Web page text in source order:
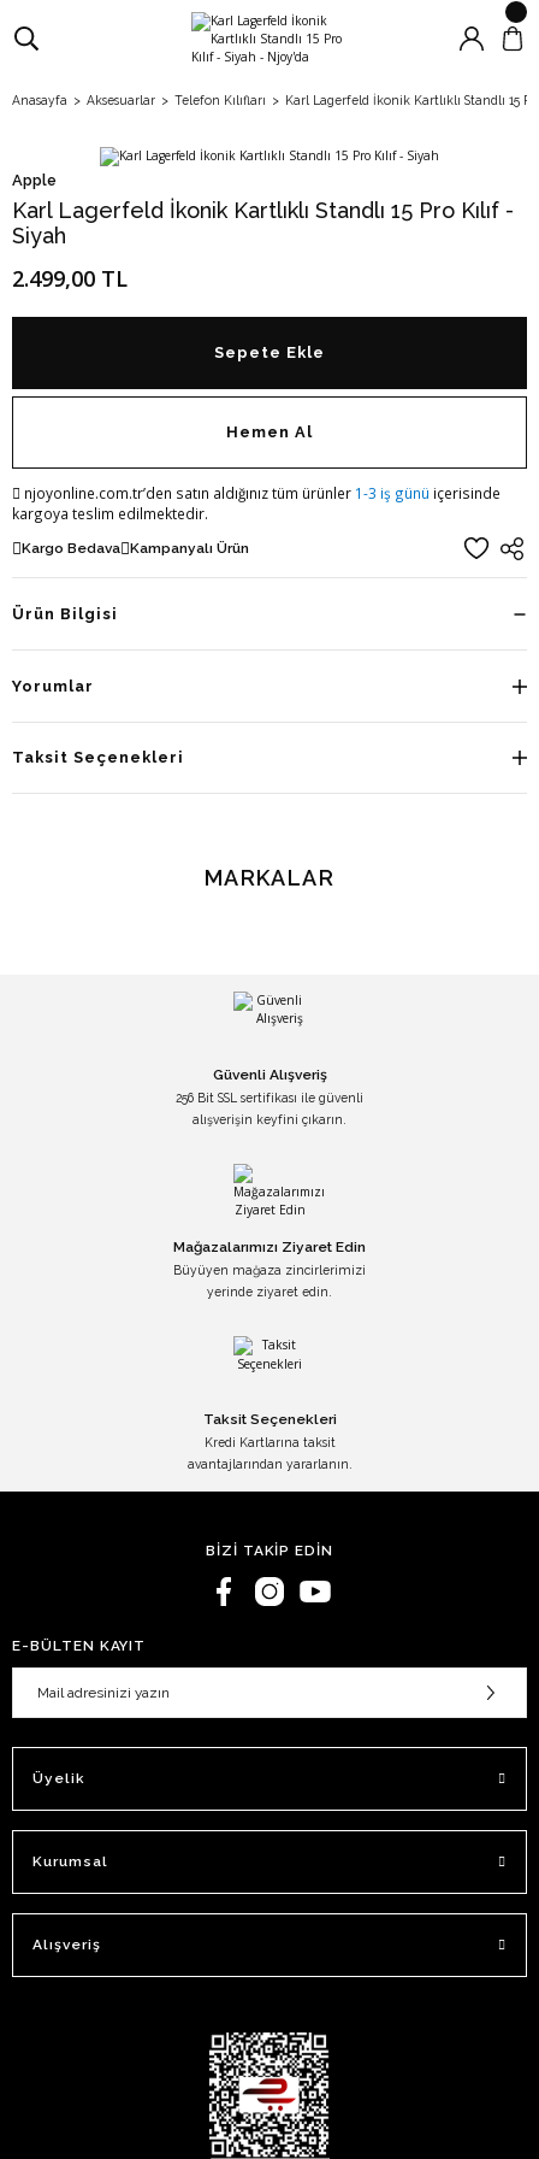
Anasayfa Aksesuarlar Telefon Kılıfları Karl Lagerfeld İkonik Kartlıklı Standlı 15
Apple
Karl Lagerfeld İkonik Kartlıklı Standlı 15 Pro Kılıf -
Siyah
2.499,00 TL
Sepete Ekle
Hemen Al
njoyonline.com.tr’den satın aldığınız tüm ürünler 1-3 iş günü içerisinde
kargoya teslim edilmektedir.
Kargo Bedava Kampanyalı Ürün
Ürün Bilgisi
Yorumlar
Taksit Seçenekleri
MARKALAR
Güvenli Alışveriş
256 Bit SSL sertifikası ile güvenli
alışverişin keyfini çıkarın.
Mağazalarımızı Ziyaret Edin
Büyüyen mağaza zincirlerimizi
yerinde ziyaret edin.
Taksit Seçenekleri
Kredi Kartlarına taksit
avantajlarından yararlanın.
BİZİ TAKİP EDİN
E-BÜLTEN KAYIT
Üyelik
Kurumsal
Alışveriş